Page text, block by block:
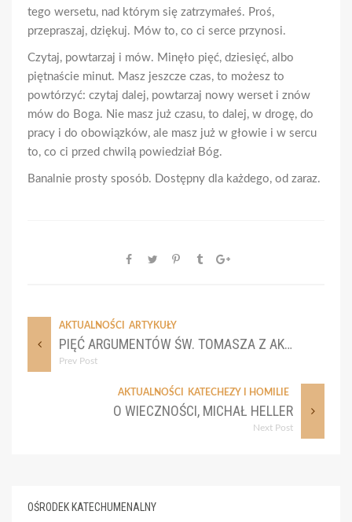
tego wersetu, nad którym się zatrzymałeś. Proś,
przepraszaj, dziękuj. Mów to, co ci serce przynosi.
Czytaj, powtarzaj i mów. Minęło pięć, dziesięć, albo
piętnaście minut. Masz jeszcze czas, to możesz to
powtórzyć: czytaj dalej, powtarzaj nowy werset i znów
mów do Boga. Nie masz już czasu, to dalej, w drogę, do
pracy i do obowiązków, ale masz już w głowie i w sercu
to, co ci przed chwilą powiedział Bóg.
Banalnie prosty sposób. Dostępny dla każdego, od zaraz.
AKTUALNOŚCI ARTYKUŁY
PIĘĆ ARGUMENTÓW ŚW. TOMASZA Z AKWINU ZA ISTNIENIEM BOGA
Prev Post
AKTUALNOŚCI KATECHEZY I HOMILIE
O WIECZNOŚCI, MICHAŁ HELLER
Next Post
OŚRODEK KATECHUMENALNY